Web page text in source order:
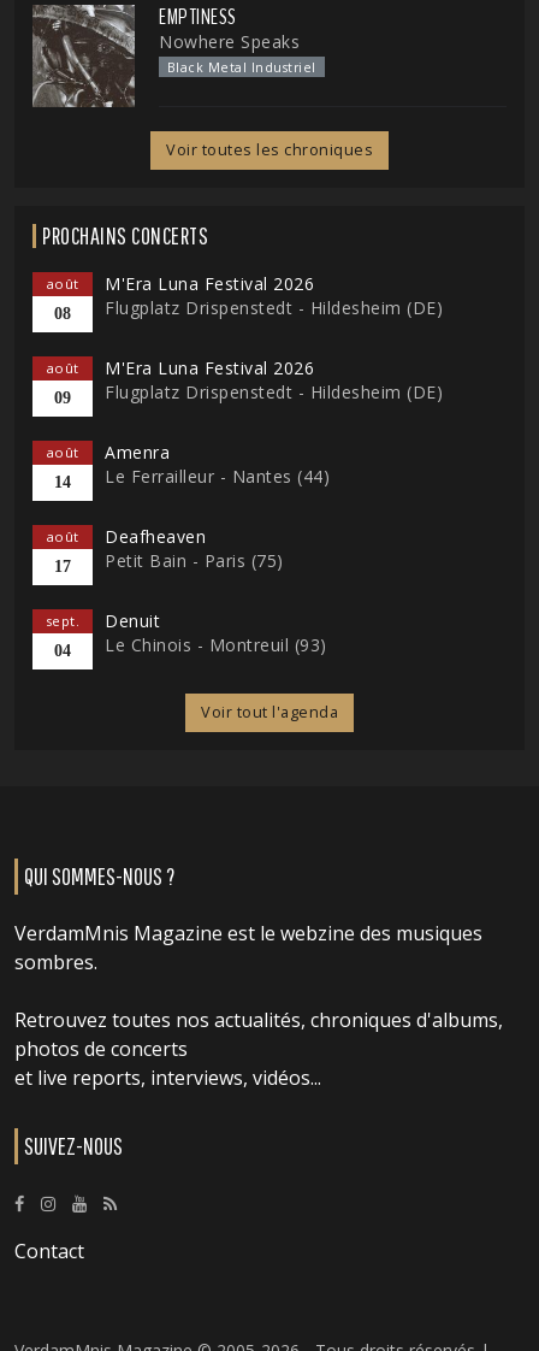
EMPTINESS
Nowhere Speaks
Black Metal Industriel
Voir toutes les chroniques
PROCHAINS CONCERTS
août
08
M'Era Luna Festival 2026
Flugplatz Drispenstedt - Hildesheim (DE)
août
09
M'Era Luna Festival 2026
Flugplatz Drispenstedt - Hildesheim (DE)
août
14
Amenra
Le Ferrailleur - Nantes (44)
août
17
Deafheaven
Petit Bain - Paris (75)
sept.
04
Denuit
Le Chinois - Montreuil (93)
Voir tout l'agenda
QUI SOMMES-NOUS ?
VerdamMnis Magazine est le webzine des musiques
sombres.
Retrouvez toutes nos actualités, chroniques d'albums,
photos de concerts
et live reports, interviews, vidéos...
SUIVEZ-NOUS
Contact